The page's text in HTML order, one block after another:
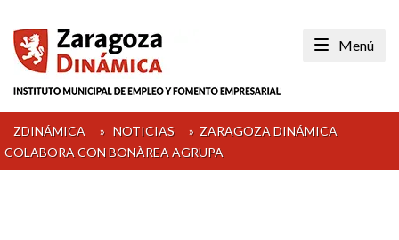
content
Menú
ZDINÁMICA » NOTICIAS » ZARAGOZA DINÁMICA
COLABORA CON BONÀREA AGRUPA